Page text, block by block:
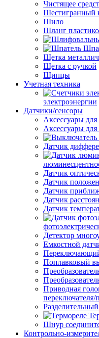
Чистящее
Шестигранный
Шило
Шланг
Щетка
Щетка с ручкой
Щипцы
Учетная техника
электроэнергии
Датчики/сенсоры
Аксессуары
Аксессуары
Датчик
Датчик
Датчик
Датчик
Датчик
Датчик
Детектор
Емкостной
Поплавковый
Приводная
Шнур
Контрольно-